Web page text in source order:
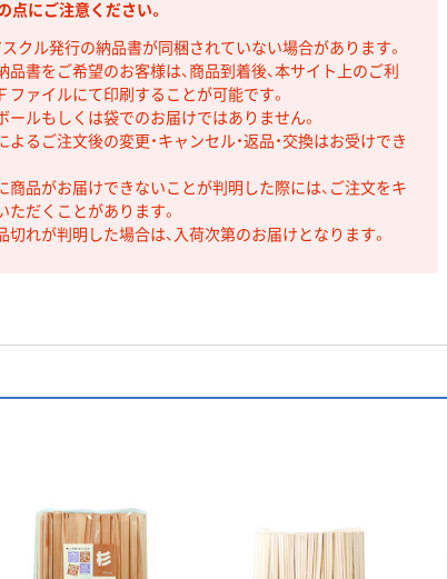
点にご注意ください。
スクル発行の納品書が同梱されていない場合があります。
品書をご希望のお客様は、商品到着後、本サイト上のご利
ファイルにて印刷することが可能です。
ールもしくは袋でのお届けではありません。
るご注文後の変更・キャンセル・返品・交換はお受けでき
商品がお届けできないことが判明した際には、ご注文をキ
ただくことがあります。
切れが判明した場合は、入荷次第のお届けとなります。